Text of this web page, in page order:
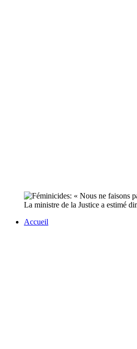
La ministre de la Justice a estimé
Accueil